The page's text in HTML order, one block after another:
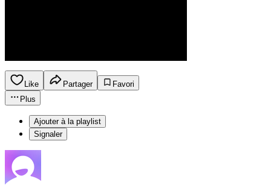
Like Partager
Favori
Plus
Ajouter à la playlist
Signaler